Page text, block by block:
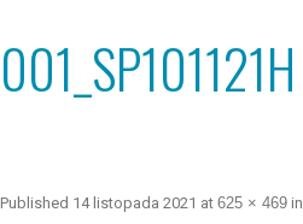
001_SP101121H
Published 14 listopada 2021 at 625 × 469 in